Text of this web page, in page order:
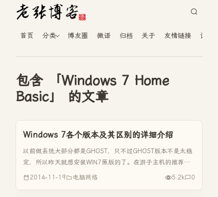
首页 分类 博友圈 微语 归档 关于 友情链接 读者
包含 「Windows 7 Home
Basic」 的文章
Windows 7各个版本及其区别的详细介绍
以前做系统大部分都是GHOST，只不过GHOST版本不是太稳
定，所以昨天就想安装WIN7原版的了。在游子主机的推荐
下，从某个网站下载了原版，但上网站上面的介绍全都是英
2014-11-19 电脑网络 5.2k 0